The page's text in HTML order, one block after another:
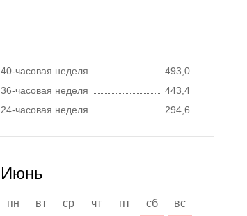
40-часовая неделя
493,0
36-часовая неделя
443,4
24-часовая неделя
294,6
Июнь
пн вт ср чт пт сб
вс